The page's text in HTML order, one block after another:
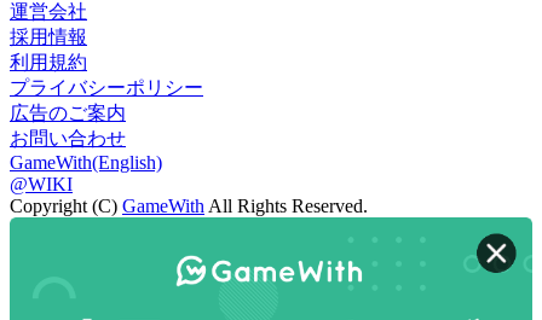
運営会社
採用情報
利用規約
プライバシーポリシー
広告のご案内
お問い合わせ
GameWith(English)
@WIKI
Copyright (C) GameWith All Rights Reserved.